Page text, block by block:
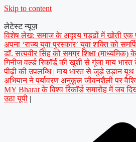
Skip to content
लेटेस्ट न्यूज़
विशेष लेख: समाज के अदृश्य गड्ढों में खोती एक
अपना ‘राज्य युवा पुरस्कार’ युवा शक्ति को
डॉ. सत्यवीर सिंह को समग्र शिक्षा
गिनीज वर्ल्ड रिकॉर्ड की खुशी से गूंजा माय
पीढ़ी की उपलब्धि | माय भारत से जुड़े उड़ान
अभियान ने पर्यावरण अनुकूल जीवनशैली पर
MY Bharat के विश्व रिकॉर्ड समारोह में जब
उठा यूपी |